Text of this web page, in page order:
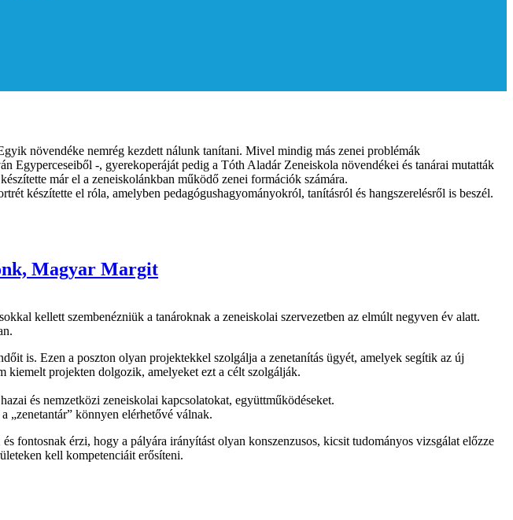
növendéke nemrég kezdett nálunk tanítani. Mivel mindig más zenei problémák
Egyperceseiből -, gyerekoperáját pedig a Tóth Aladár Zeneiskola növendékei és tanárai mutatták
már el a zeneiskolánkban működő zenei formációk számára.
készítette el róla, amelyben pedagógushagyományokról, tanításról és hangszerelésről is beszél.
Magyar Margit
kellett szembenézniük a tanároknak a zeneiskolai szervezetben az elmúlt negyven év alatt.
is. Ezen a poszton olyan projektekkel szolgálja a zenetanítás ügyét, amelyek segítik az új
kiemelt projekten dolgozik, amelyeket ezt a célt szolgálják.
és nemzetközi zeneiskolai kapcsolatokat, együttműködéseket.
„zenetantár” könnyen elérhetővé válnak.
fontosnak érzi, hogy a pályára irányítást olyan konszenzusos, kicsit tudományos vizsgálat előzze
kell kompetenciáit erősíteni.